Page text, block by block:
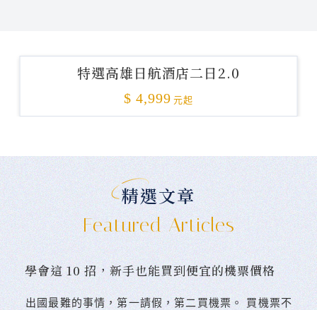
特選高雄日航酒店二日2.0
$ 4,999 元起
精選文章
Featured Articles
學會這 10 招，新手也能買到便宜的機票價格
󠀠出國最難的事情，第一請假，第二買機票。 󠀠買機票不